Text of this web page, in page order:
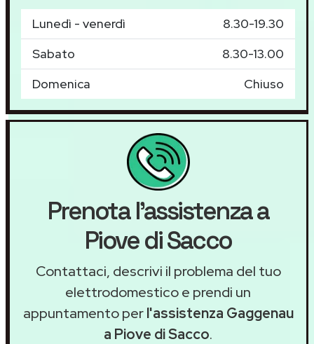
Lunedì - venerdì
8.30-19.30
Sabato
8.30-13.00
Domenica
Chiuso
Prenota l'assistenza a
Piove di Sacco
Contattaci, descrivi il problema del tuo
elettrodomestico e prendi un
appuntamento perl'assistenza Gaggenau
a Piove di Sacco.